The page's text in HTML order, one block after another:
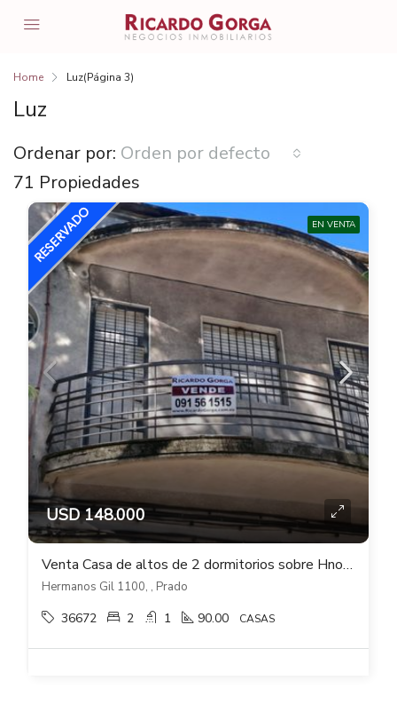
Home Luz(Página 3)
Luz
71 Propiedades
Ordenar por: Orden por defecto
EN VENTA
USD 148.000
Venta Casa de altos de 2 dormitorios sobre Hnos Gil con gran terraza en PRADO
Hermanos Gil 1100, , Prado
36672 2 1 90.00 CASAS